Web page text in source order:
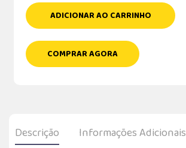
ADICIONAR AO CARRINHO
COMPRAR AGORA
Descrição Informações Adicionais